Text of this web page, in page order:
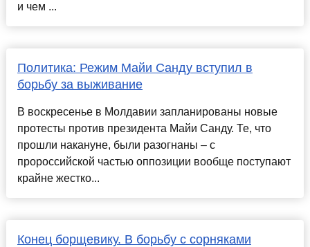
и чем ...
Политика: Режим Майи Санду вступил в
борьбу за выживание
В воскресенье в Молдавии запланированы новые
протесты против президента Майи Санду. Те, что
прошли накануне, были разогнаны – с
пророссийской частью оппозиции вообще поступают
крайне жестко...
Конец борщевику. В борьбу с сорняками